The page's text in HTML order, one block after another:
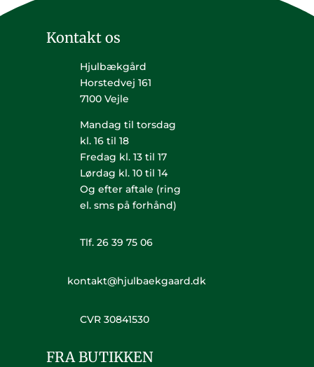
Kontakt os
Hjulbækgård
Horstedvej 161
7100 Vejle
Mandag til torsdag
kl. 16 til 18
Fredag kl. 13 til 17
Lørdag kl. 10 til 14
Og efter aftale (ring
el. sms på forhånd)
Tlf. 26 39 75 06
kontakt@hjulbaekgaard.dk
CVR 30841530
FRA BUTIKKEN